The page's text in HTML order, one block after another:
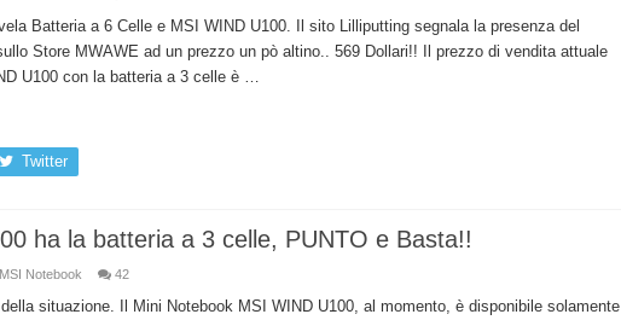
Batteria a 6 Celle e MSI WIND U100. Il sito Lilliputting segnala la presenza del
Store MWAWE ad un prezzo un pò altino.. 569 Dollari!! Il prezzo di vendita attuale
U100 con la batteria a 3 celle è …
Twitter
ha la batteria a 3 celle, PUNTO e Basta!!
MSI Notebook 42
situazione. Il Mini Notebook MSI WIND U100, al momento, è disponibile solamente